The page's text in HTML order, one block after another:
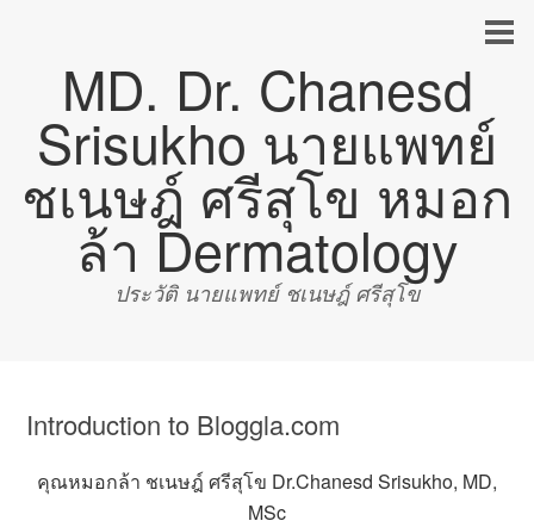
MD. Dr. Chanesd
Srisukho นายแพทย์
ชเนษฎ์ ศรีสุโข หมอก
ล้า Dermatology
ประวัติ นายแพทย์ ชเนษฎ์ ศรีสุโข
Introduction to Bloggla.com
คุณหมอกล้า ชเนษฎ์ ศรีสุโข Dr.Chanesd Srisukho, MD,
MSc